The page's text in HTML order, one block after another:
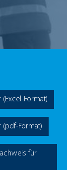
Format)
(pdf-Format)
für